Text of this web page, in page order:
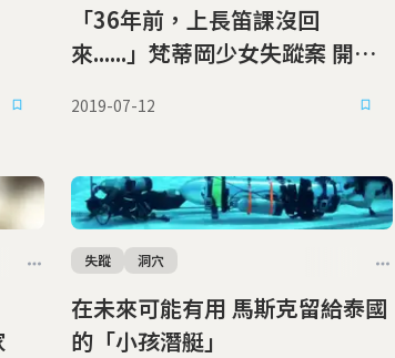
「36年前，上長笛課沒回
來......」梵蒂岡少女失蹤案 開石
2019-07-12
在未來可能有用 馬斯克留給泰國
的「小孩潛艇」
失蹤 洞穴